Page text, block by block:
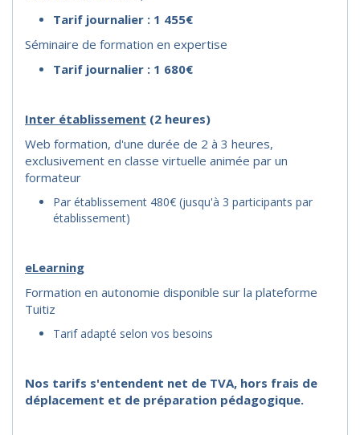
Tarif journalier : 1 455€
Séminaire de formation en expertise
Tarif journalier : 1 680€
Inter établissement (2 heures)
Web formation, d'une durée de 2 à 3 heures,
exclusivement en classe virtuelle animée par un
formateur
Par établissement 480€ (jusqu'à 3 participants par
établissement)
eLearning
Formation en autonomie disponible sur la plateforme
Tuitiz
Tarif adapté selon vos besoins
Nos tarifs s'entendent net de TVA, hors frais de
déplacement et de préparation pédagogique.